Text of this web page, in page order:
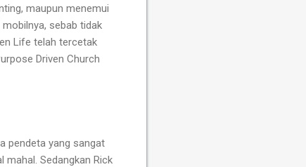
maupun menemui
sebab tidak
Life telah tercetak
Driven Church
pendeta yang sangat
mahal. Sedangkan Rick